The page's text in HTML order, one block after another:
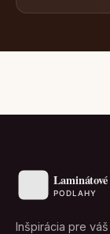
Inšpirácia pre